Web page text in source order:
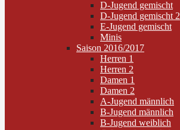
D-Jugend gemischt
D-Jugend gemischt 2
E-Jugend gemischt
Minis
Saison 2016/2017
Herren 1
Herren 2
Damen 1
Damen 2
A-Jugend männlich
B-Jugend männlich
B-Jugend weiblich